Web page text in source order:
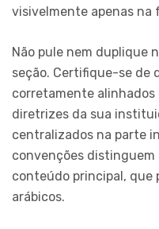
visivelmente apenas na
Não pule nem duplique
seção. Certifique-se de
corretamente
diretrizes da sua
centralizados na parte
convenções distinguem
conteúdo principal, que
arábicos.